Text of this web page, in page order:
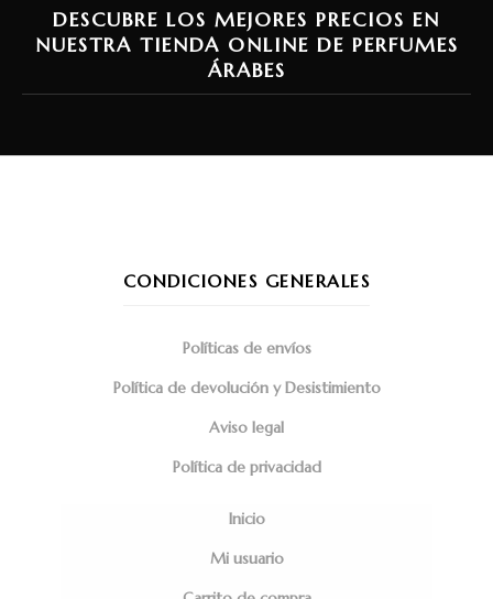
DESCUBRE LOS MEJORES PRECIOS EN
NUESTRA TIENDA ONLINE DE PERFUMES
ÁRABES
CONDICIONES GENERALES
Políticas de envíos
Política de devolución y Desistimiento
Aviso legal
Política de privacidad
Inicio
Mi usuario